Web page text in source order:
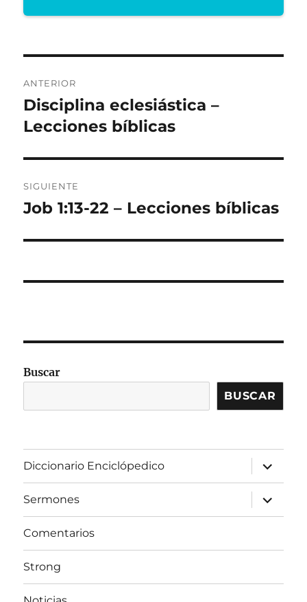
de
entradas
ANTERIOR
Entrada
anterior:
Disciplina eclesiástica –
Lecciones bíblicas
SIGUIENTE
Entrada
Job 1:13-22 – Lecciones bíblicas
Buscar
BUSCAR
Diccionario Enciclópedico
expandir
el
menú
inferior
Sermones
expandir
el
menú
Comentarios
Strong